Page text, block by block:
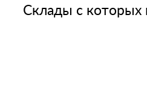
Склады с